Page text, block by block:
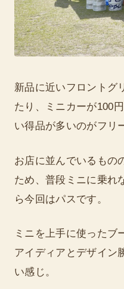
新品に近いフロントグ
たり、ミニカーが100
い得品が多いのがフリ
お店に並んでいるもの
ため、普段ミニに乗れ
ら今回はパスです。
ミニを上手に使ったブ
アイディアとデザイン
い感じ。